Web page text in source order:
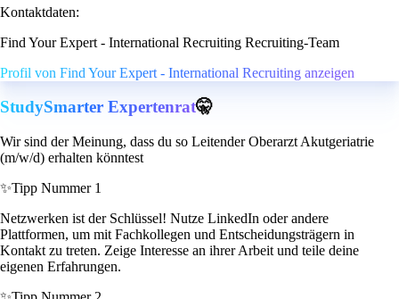
Kontaktdaten:
Find Your Expert - International Recruiting Recruiting-Team
Profil von Find Your Expert - International Recruiting anzeigen
StudySmarter Expertenrat🤫
Wir sind der Meinung, dass du so Leitender Oberarzt Akutgeriatrie
(m/w/d) erhalten könntest
✨Tipp Nummer 1
Netzwerken ist der Schlüssel! Nutze LinkedIn oder andere
Plattformen, um mit Fachkollegen und Entscheidungsträgern in
Kontakt zu treten. Zeige Interesse an ihrer Arbeit und teile deine
eigenen Erfahrungen.